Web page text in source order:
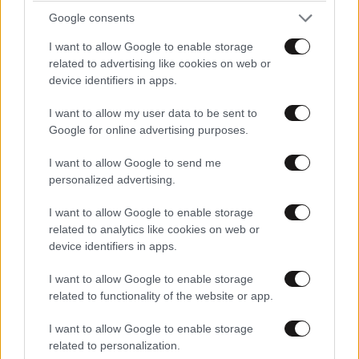
Google consents
I want to allow Google to enable storage
related to advertising like cookies on web or
device identifiers in apps.
I want to allow my user data to be sent to
Google for online advertising purposes.
I want to allow Google to send me
personalized advertising.
I want to allow Google to enable storage
related to analytics like cookies on web or
device identifiers in apps.
I want to allow Google to enable storage
related to functionality of the website or app.
I want to allow Google to enable storage
related to personalization.
Τα έργα «τρέχουν» στο Ελληνικό
Ναι, είναι γεγονός ότι η υπογειοποίηση της
Ποσειδώνος, ένα από τα σημαντικότερα έργα
υποδομής αυτή τη στιγμή στο Ελληνικό, προχωράει
κανονικά.Το διαπίστωσε και ο Άδωνις χθες, ιδίοις
όμμασι. Κάτι λίγο η κόντρα με τοΣΥΡΙΖΑκαι πιο
, κάτι λίγο οι ισχυρισμοί
της αντιπολίτευσης ότι το Ελληνικό δεν προχωράει,